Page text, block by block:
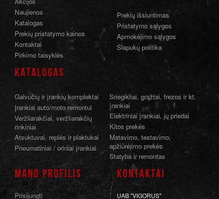
Naujienos
Katalogas
Prekių pristatymo kainos
Kontaktai
Pirkimo taisyklės
Prekių išsiuntimas
Pristatymo sąlygos
Apmokėjimo sąlygos
Slapukų politika
KATALOGAS
Galvučių ir įrankių komplektai
Įrankiai auto/moto remontui
Veržliarakčiai, veržliarakčių
rinkiniai
Atsuktuvai, replės ir plaktukai
Pneumatiniai / oriniai įrankiai
Sriegikliai, grąžtai, frezos ir kt.
įrankiai
Elektriniai įrankiai, jų priedai
Kitos prekės
Matavimo, testavimo,
apžiūrėjimo prekės
Statyba ir remontas
MANO PROFILIS
Prisijungti
KONTAKTAI
UAB "VIGORUS"